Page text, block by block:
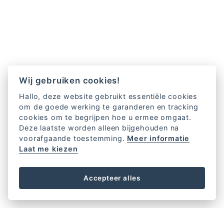
Wij gebruiken cookies!
Hallo, deze website gebruikt essentiële cookies
om de goede werking te garanderen en tracking
cookies om te begrijpen hoe u ermee omgaat.
Deze laatste worden alleen bijgehouden na
voorafgaande toestemming. Meer informatie
Laat me kiezen
Accepteer alles